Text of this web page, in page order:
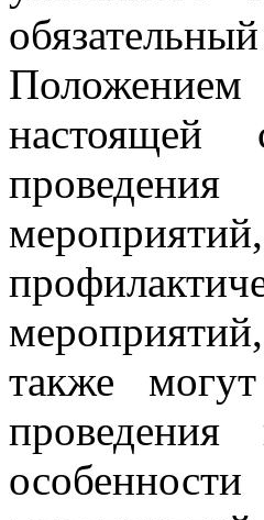
настоящей
также
проведения